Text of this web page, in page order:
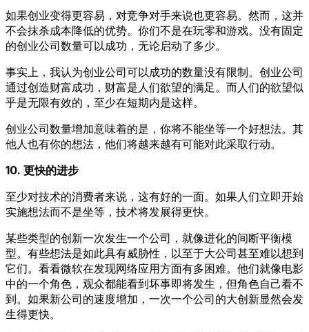
如果创业变得更容易，对竞争对手来说也更容易。然而，这并
不会抹杀成本降低的优势。你们不是在玩零和游戏。没有固定
的创业公司数量可以成功，无论启动了多少。
事实上，我认为创业公司可以成功的数量没有限制。创业公司
通过创造财富成功，财富是人们欲望的满足。而人们的欲望似
乎是无限有效的，至少在短期内是这样。
创业公司数量增加意味着的是，你将不能坐等一个好想法。其
他人也有你的想法，他们将越来越有可能对此采取行动。
10. 更快的进步
至少对技术的消费者来说，这有好的一面。如果人们立即开始
实施想法而不是坐等，技术将发展得更快。
某些类型的创新一次发生一个公司，就像进化的间断平衡模
型。有些想法是如此具有威胁性，以至于大公司甚至难以想到
它们。看看微软在发现网络应用方面有多困难。他们就像电影
中的一个角色，观众都能看到坏事即将发生，但角色自己看不
到。如果新公司的速度增加，一次一个公司的大创新显然会发
生得更快。